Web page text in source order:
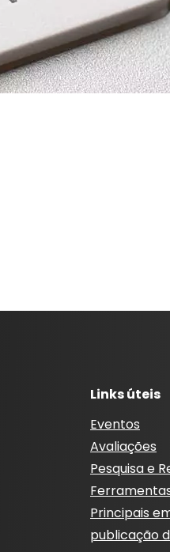
Links úteis
Eventos
Avaliações
Pesquisa e
Principais
publicação